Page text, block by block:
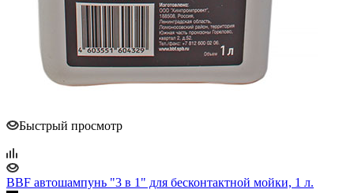
Быстрый просмотр
BBF автошампунь "3 в 1" для бесконтактной мойки, 1 л.